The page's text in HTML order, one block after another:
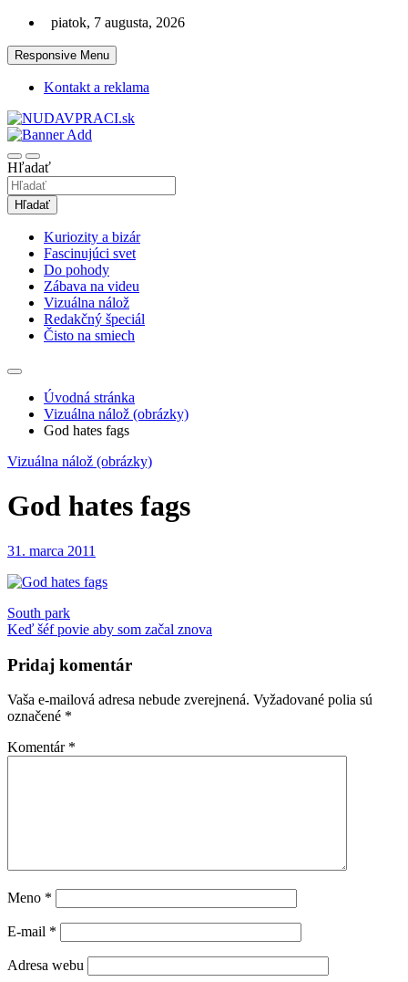
Skip
content
piatok, 7 augusta, 2026
Responsive Menu
Kontakt a reklama
nudaVpráci.sk
Hľadať
Hľadať
Kuriozity a bizár
Fascinujúci svet
Do pohody
Zábava na videu
Vizuálna nálož
Redakčný špeciál
Čisto na smiech
Úvodná stránka
Vizuálna nálož (obrázky)
God hates fags
Vizuálna nálož (obrázky)
God hates fags
31. marca 2011
Navigácia
v
článku
South park
Keď šéf povie aby som začal znova
Pridaj komentár
Vaša e-mailová adresa nebude zverejnená. Vyžadované polia sú
označené *
Komentár *
Meno *
E-mail *
Adresa webu